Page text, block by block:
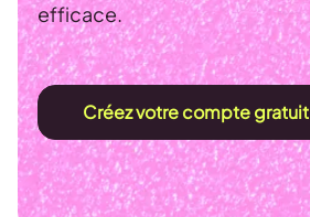
efficace.
Créez votre compte gratuit